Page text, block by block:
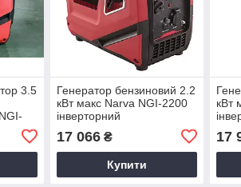
3.5
Генератор бензиновий 2.2
кВт макс Narva NGI-2200
інверторний
17 066₴
Купити
кВт
17